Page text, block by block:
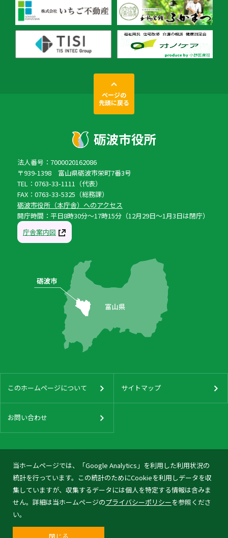
当ホームページでは、「Google Analytics」を利用した利用状況の
統計を行っています。この統計のためにCookieを利用しデータを収
集していますが、収集するデータには個人を特定する情報は含みま
せん。詳細は当ホームページのプライバシーポリシーを参照くださ
い。
ページの
先頭に戻る
法人番号：7000020162086
〒939-1398 富山県砺波市栄町7番3号
TEL：0763-33-1111（代表）
FAX：0763-33-5325（総務課）
砺波市役所（本庁舎）へのアクセス
開庁時間：平日8時30分〜17時15分（12月29日〜1月3日は閉庁）
庁舎案内図
このホームページについて サイトマップ
お問い合わせ